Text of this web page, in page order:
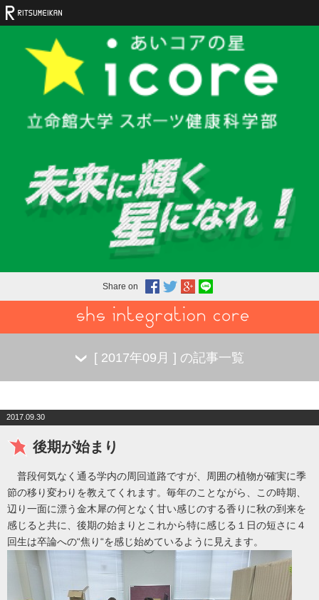
Share on
[ 2017年09月 ] の記事一覧
2017.09.30
後期が始まり
普段何気なく通る学内の周回道路ですが、周囲の植物が確実に季
節の移り変わりを教えてくれます。毎年のことながら、この時期、
辺り一面に漂う金木犀の何となく甘い感じのする香りに秋の到来を
感じると共に、後期の始まりとこれから特に感じる１日の短さに４
回生は卒論への“焦り“を感じ始めているように見えます。